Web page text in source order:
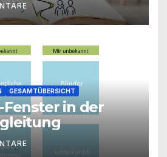
GESAMTÜBERSICHT
Fenster in der